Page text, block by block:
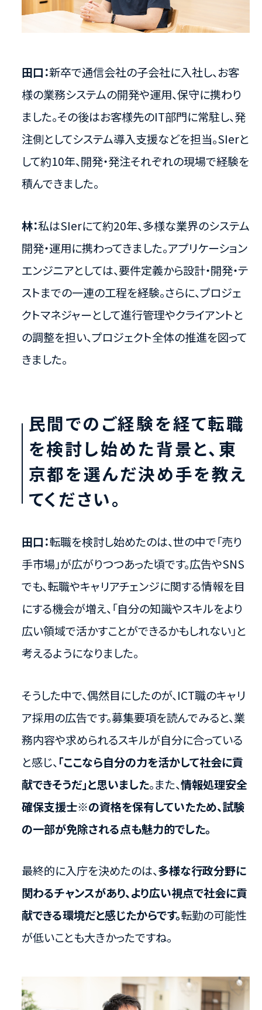
田口：新卒で通信会社の子会社に入社し、お客
様の業務システムの開発や運用、保守に携わり
ました。その後はお客様先のIT部門に常駐し、発
注側としてシステム導入支援などを担当。SIerと
して約10年、開発・発注それぞれの現場で経験を
積んできました。
林：私はSIerにて約20年、多様な業界のシステム
開発・運用に携わってきました。アプリケーション
エンジニアとしては、要件定義から設計・開発・テ
ストまでの一連の工程を経験。さらに、プロジェ
クトマネジャーとして進行管理やクライアントと
の調整を担い、プロジェクト全体の推進を図って
きました。
民間でのご経験を経て転職
を検討し始めた背景と、東
京都を選んだ決め手を教え
てください。
田口：転職を検討し始めたのは、世の中で「売り
手市場」が広がりつつあった頃です。広告やSNS
でも、転職やキャリアチェンジに関する情報を目
にする機会が増え、「自分の知識やスキルをより
広い領域で活かすことができるかもしれない」と
考えるようになりました。
そうした中で、偶然目にしたのが、ICT職のキャリ
ア採用の広告です。募集要項を読んでみると、業
務内容や求められるスキルが自分に合っている
と感じ、 「ここなら自分の力を活かして社会に貢
献できそうだ」と思いました。また、情報処理安全
確保支援士※の資格を保有していたため、試験
の一部が免除される点も魅力的でした。
最終的に入庁を決めたのは、多様な行政分野に
関わるチャンスがあり、より広い視点で社会に貢
献できる環境だと感じたからです。転勤の可能性
が低いことも大きかったですね。